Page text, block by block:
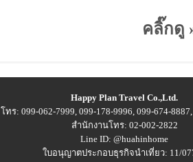
คลิ๊กดู
Happy Plan Travel Co.,Ltd.
โทร: 099-062-7999, 099-178-9996, 099-674-
สำนักงานโทร: 02-002-2822
Line ID: @huahinhome
ใบอนุญาตประกอบธุรกิจนำเที่ยว: 11/